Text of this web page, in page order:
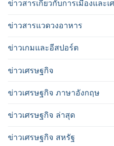
ข่าวสารเกี่ยวกับการเมืองและเ
ข่าวสารแวดวงอาหาร
ข่าวเกมและอีสปอร์ต
ข่าวเศรษฐกิจ
ข่าวเศรษฐกิจ ภาษาอังกฤษ
ข่าวเศรษฐกิจ ล่าสุด
ข่าวเศรษฐกิจ สหรัฐ